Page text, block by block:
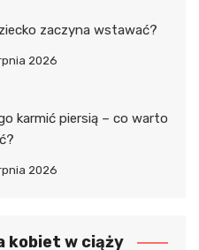
zaczyna wstawać?
2026
karmić piersią – co warto
2026
kobiet w ciąży